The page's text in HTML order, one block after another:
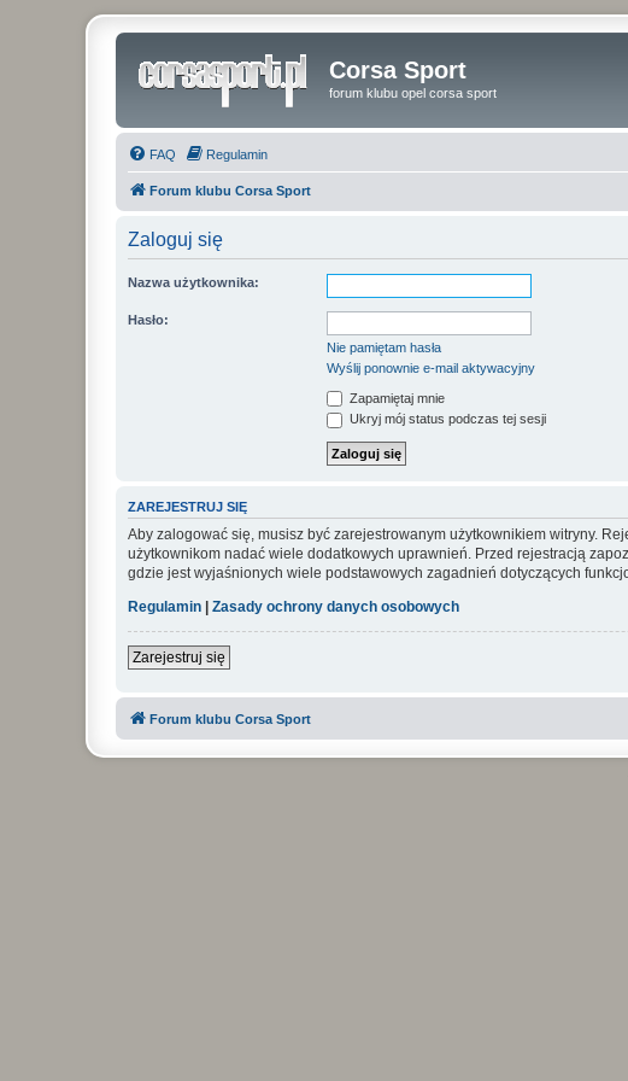
Corsa Sport
forum klubu opel corsa sport
FAQ Regulamin
Forum klubu Corsa Sport
Zaloguj się
Nazwa użytkownika:
Hasło:
Nie pamiętam hasła
Wyślij ponownie e-mail aktywacyjny
Zapamiętaj mnie
Ukryj mój status podczas tej sesji
ZAREJESTRUJ SIĘ
Aby zalogować się, musisz być zarejestrowanym użytkownikiem witryny.
użytkownikom nadać wiele dodatkowych uprawnień. Przed rejestracją
gdzie jest wyjaśnionych wiele podstawowych zagadnień dotyczących
Regulamin
Zasady ochrony danych osobowych
Zarejestruj się
Forum klubu Corsa Sport